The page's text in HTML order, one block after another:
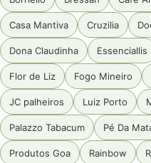
Casa Mantiva Cruzilia
Dona Claudinha Essenciallis
Flor de Liz Fogo Mineiro
JC palheiros Luiz Porto
Palazzo Tabacum Pé Da
Produtos Goa Rainbow